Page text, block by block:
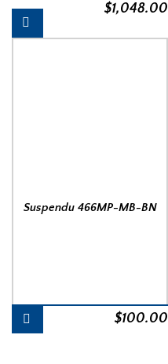
$1,048.00
Suspendu 466MP-MB-BN
$100.00